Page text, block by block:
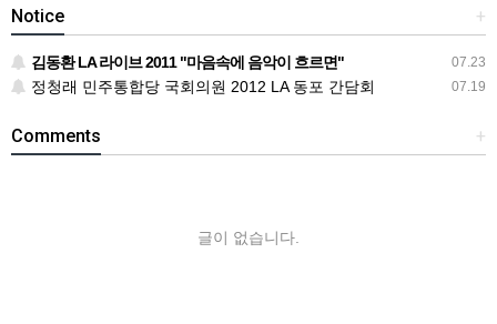
+
Notice
07.23
김동환 LA 라이브 2011 "마음속에 음악이 흐르면"
07.19
정청래 민주통합당 국회의원 2012 LA 동포 간담회
+
Comments
글이 없습니다.